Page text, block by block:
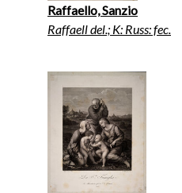
Raffaello, Sanzio
Raffaell del.; K: Russ: fec.